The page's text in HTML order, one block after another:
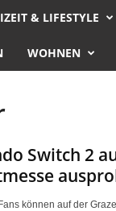
& LIFESTYLE
WOHNEN
Switch 2
können auf der